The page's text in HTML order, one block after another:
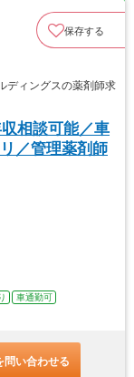
保存する
ディングスの薬剤師求
相談可能／車
／管理薬剤師
車通勤可
問い合わせる